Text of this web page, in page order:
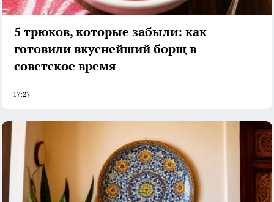
5 трюков, которые забыли: как
готовили вкуснейший борщ в
советское время
17:27